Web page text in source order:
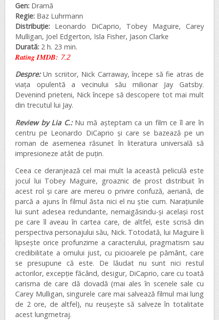
Gen: Dramă
Regie: Baz Luhrmann
Distribuție: Leonardo DiCaprio, Tobey Maguire, Carey
Mulligan, Joel Edgerton, Isla Fisher, Jason Clarke
Durată: 2 h. 23 min.
Rating IMDB: 7.2
Despre:Un scriitor, Nick Carraway, începe să fie atras de
viața opulentă a vecinului său milionar Jay Gatsby.
Devenind prieteni, Nick începe să descopere tot mai mult
din trecutul lui Jay.
Review by Lia C.: Nu mă așteptam ca un film ce îl are în
centru pe Leonardo DiCaprio și care se bazează pe un
roman de asemenea răsunet în literatura universală să
impresioneze atât de puțin.
Ceea ce deranjează cel mai mult la această peliculă este
jocul lui Tobey Maguire, groaznic de prost distribuit în
acest rol și care are mereu o privire confuză, aeriană, de
parcă a ajuns în filmul ăsta nici el nu știe cum. Narațiunile
lui sunt adesea redundante, nemaigăsindu-și același rost
pe care îl aveau în cartea care, de altfel, este scrisă din
perspectiva personajului său, Nick. Totodată, lui Maguire îi
lipsește orice profunzime a caracterului, pragmatism sau
credibilitate a omului just, cu picioarele pe pământ, care
se presupune că este. De lăudat nu sunt nici restul
actorilor, excepție făcând, desigur, DiCaprio, care cu toată
carisma de care dă dovadă (mai ales în scenele sale cu
Carey Mulligan, singurele care mai salvează filmul mai lung
de 2 ore, de altfel), nu reușește să salveze în totalitate
acest lungmetraj.